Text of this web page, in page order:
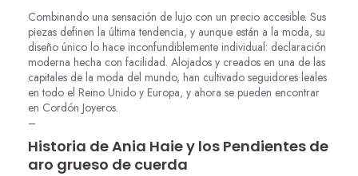
Combinando una sensación de lujo con un precio accesible. Sus
piezas definen la última tendencia, y aunque están a la moda, su
diseño único lo hace inconfundiblemente individual: declaración
moderna hecha con facilidad. Alojados y creados en una de las
capitales de la moda del mundo, han cultivado seguidores leales
en todo el Reino Unido y Europa, y ahora se pueden encontrar
en Cordón Joyeros.
–
Historia de Ania Haie y los Pendientes de
aro grueso de cuerda